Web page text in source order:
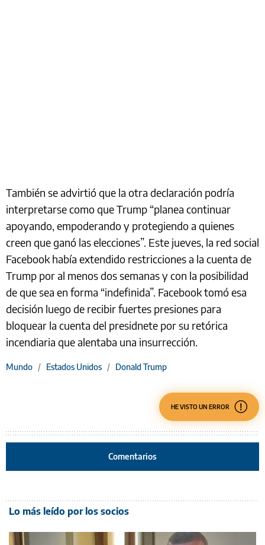
También se advirtió que la otra declaración podría
interpretarse como que Trump “planea continuar
apoyando, empoderando y protegiendo a quienes
creen que ganó las elecciones”. Este jueves, la red social
Facebook había extendido restricciones a la cuenta de
Trump por al menos dos semanas y con la posibilidad
de que sea en forma “indefinida”. Facebook tomó esa
decisión luego de recibir fuertes presiones para
bloquear la cuenta del presidnete por su retórica
incendiaria que alentaba una insurrección.
Mundo / Estados Unidos / Donald Trump
HE VISTO UN ERROR
Comentarios
Lo más leído por los socios